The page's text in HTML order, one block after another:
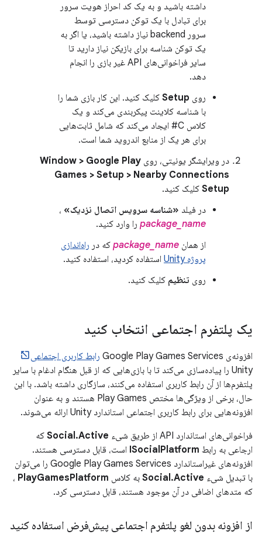
داشته باشید و به یک کد احراز هویت سرور
برای تبادل با یک توکن دسترسی توسط
سرور backend نیاز داشته باشید، یا اگر به
یک توکن شناسه برای بازیکن نیاز دارید تا
سایر فراخوانی‌های API غیر بازی را انجام
دهد.
روی Setup کلیک کنید. این کار بازی شما را
با شناسه کلاینت پیکربندی می‌کند و یک
کلاس C# ایجاد می‌کند که شامل ثابت‌هایی
برای هر یک از منابع اندروید شما است.
در ویرایشگر یونیتی، روی Window > Google Play
Games > Setup > Nearby Connections
Setup کلیک کنید.
در فیلد «شناسه سرویس اتصال نزدیک» ،
package_name را وارد کنید.
از همان package_name که در راه‌اندازی
پروژه Unity
استفاده کردید، استفاده کنید.
روی تنظیم کلیک کنید.
یک پلتفرم اجتماعی انتخاب کنید
افزونه‌ی Google Play Games Services
رابط کاربری اجتماعی
Unity را پیاده‌سازی می‌کند تا با بازی‌هایی که از قبل هنگام ادغام با سایر
پلتفرم‌ها از آن رابط کاربری استفاده می‌کنند، سازگاری داشته باشد. با این
حال، برخی از ویژگی‌ها مختص Play Games هستند و به عنوان
افزونه‌هایی برای رابط کاربری اجتماعی استاندارد Unity ارائه می‌شوند.
فراخوانی‌های استاندارد API از طریق شیء
Social.Active که
ارجاعی به رابط ISocialPlatform است، قابل دسترسی هستند.
افزونه‌های غیراستاندارد Google Play Games Services را می‌توان
با تبدیل شیء Social.Active به کلاس PlayGamesPlatform ،
که متدهای اضافی در آن موجود هستند، قابل دسترسی کرد.
از افزونه بدون لغو پلتفرم اجتماعی پیش‌فرض استفاده کنید